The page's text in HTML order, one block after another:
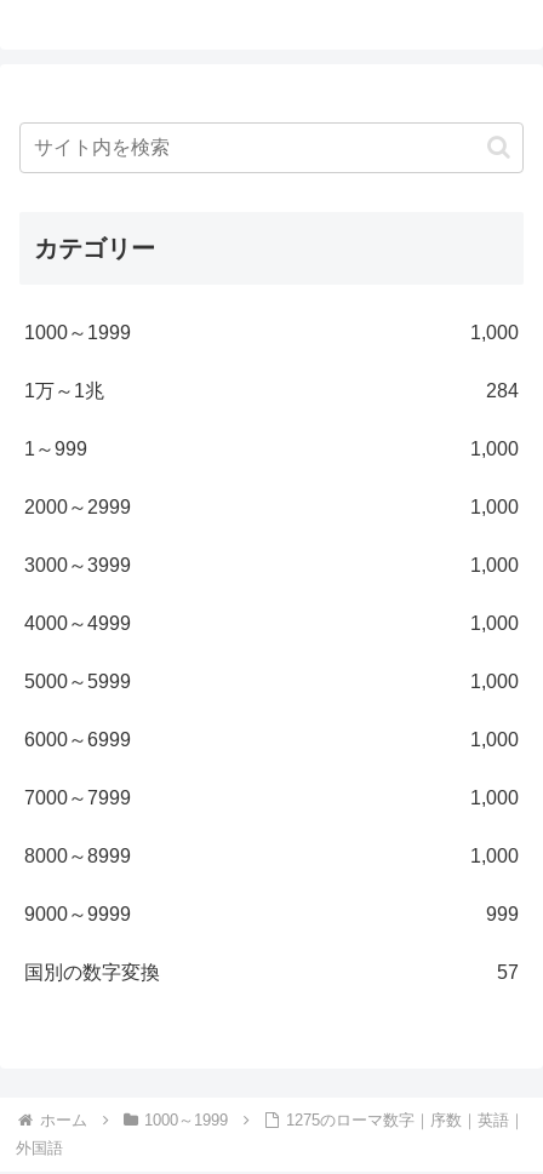
カテゴリー
1000～1999 1,000
1万～1兆 284
1～999 1,000
2000～2999 1,000
3000～3999 1,000
4000～4999 1,000
5000～5999 1,000
6000～6999 1,000
7000～7999 1,000
8000～8999 1,000
9000～9999 999
国別の数字変換 57
ホーム 1000～1999
1275のローマ数字｜序数｜英語｜
外国語